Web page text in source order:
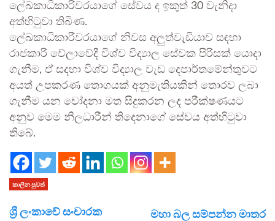
ලේඛකාධිකාරිවරයාගේ සේවය ද ඉකුත් 30 වැනිදා
අත්හිටුවා තිබිණ.
ලේඛකාධිකාරීවරයාගේ නිවස අලුත්වැඩියාව සඳහා
රාජකාරි වේලාවේදී විශ්ව විද්‍යාල සේවක පිරිසක් යොදා
ගැනීම, ඒ සදහා විශ්ව විද්‍යාල වැඩ දෙපාර්තමේන්තුවට
අයත් උපකරණ තොගයක් අනුමැතියකින් තොරව ලබා
ගැනීම යන චෝදනා මත සිදුකරන ලද පරීක්ෂණයට
අනුව මෙම නිලධාරීන් තිදෙනාගේ සේවය අත්හිටුවා
තිබේ.
කාලීන පුවත්
ශ්‍රී ලංකාවේ සංචාරක
මහා බල සම්පන්න මාතර